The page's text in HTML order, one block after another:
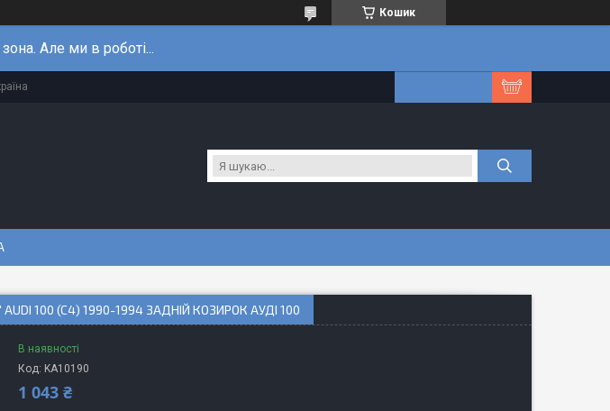
Кошик
Але ми в роботі...
100 (C4) 1990-1994 ЗАДНІЙ КОЗИРОК АУДІ 100
В наявності
Код: KA10190
1 043 ₴